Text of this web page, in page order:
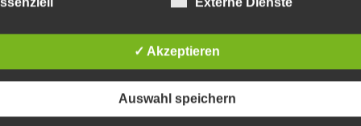
beruht auf den Begrifflichkeiten, die durch
Richtlinien- und Verordnungsgeber beim Erlass der
Grundverordnung (DS-GVO) verwendet wurden. Unsere
✓ Akzeptieren
Auswahl speichern